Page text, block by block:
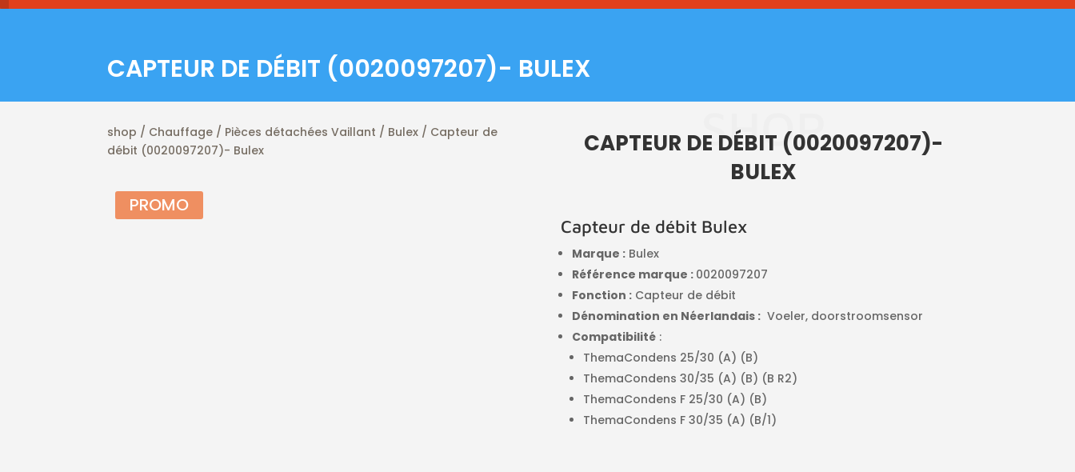
CAPTEUR DE DÉBIT (0020097207)- BULEX
shop / Chauffage / Pièces détachées Vaillant / Bulex / Capteur de
débit (0020097207)- Bulex
PROMO
SHOP
CAPTEUR DE DÉBIT (0020097207)-
BULEX
Capteur de débit Bulex
Marque : Bulex
Référence marque : 0020097207
Fonction : Capteur de débit
Dénomination en Néerlandais : Voeler, doorstroomsensor
Compatibilité :
ThemaCondens 25/30 (A) (B)
ThemaCondens 30/35 (A) (B) (B R2)
ThemaCondens F 25/30 (A) (B)
ThemaCondens F 30/35 (A) (B/1)